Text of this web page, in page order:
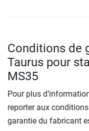
Conditions de
Taurus pour
MS35
Pour plus
reporter aux
garantie du fabricant